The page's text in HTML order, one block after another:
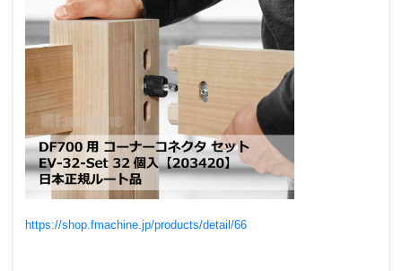
https://shop.fmachine.jp/products/detail/66